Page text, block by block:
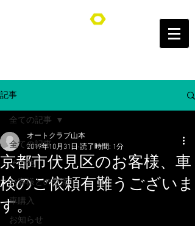
オートクラブ山本/Auto Club YAMAMOTO
記事
全ての記事
その他
お客様との交流
車購入
お知らせ
全ての記事
京都市伏見区のお客様、車
検のご依頼有難うございま
す。
オートクラブ山本
2019年10月31日 読了時間: 1分